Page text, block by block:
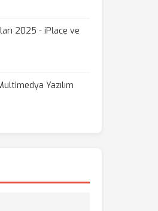
2025 - iPlace ve
Yazılım